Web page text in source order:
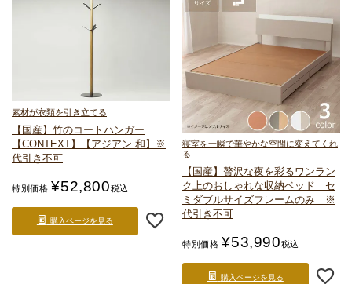
素材が衣類を引き立てる
【国産】竹のコートハンガー
【CONTEXT】
【アジアン 和】
※
代引き不可
特別価格 ¥52,800税込
購入ページを見る
寝室を一瞬で華やかな空間に変えてくれ
る
【国産】贅沢な夜を彩るワンラン
ク上のおしゃれな収納ベッド セ
ミダブルサイズフレームのみ ※
代引き不可
特別価格 ¥53,990税込
購入ページを見る